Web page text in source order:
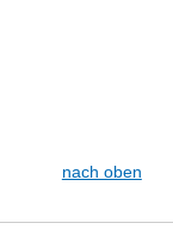
nach oben